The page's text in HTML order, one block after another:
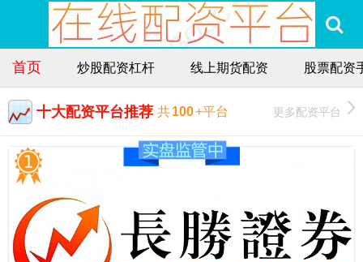
首页 炒股配资杠杆 线上期货配资 股票配资
十大配资平台推荐 共100+平台 更多配资平台